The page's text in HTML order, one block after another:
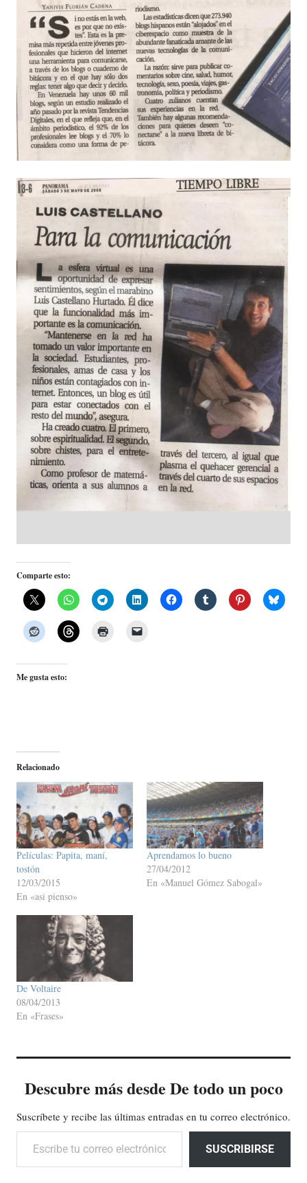
Comparte esto:
Me gusta esto:
Relacionado
Películas: Papita, maní,
tostón
12/03/2015
En «asi pienso»
Aprendamos lo bueno
27/04/2012
En «Manuel Gómez Sabogal»
De Voltaire
08/04/2013
En «Frases»
Descubre más desde De todo un poco
Suscríbete y recibe las últimas entradas en tu correo electrónico.
Escribe tu correo electrónico…
SUSCRIBIRSE